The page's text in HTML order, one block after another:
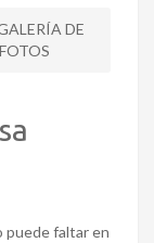
DE
FOTOS
puede faltar en